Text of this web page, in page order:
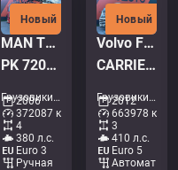
Новый
MAN TGA 35.380 8x4
PK 72002 / EXPORT OUTSIDE EU ONLY!
Грузовики - Крановая платформа • M582-2228
2006
372087 км
4
380 л.с.
Euro 3
Ручная
Новый
Volvo FM410 6x2*4
CARRIER SUPRA 950 MT / 2 ZONE FRIDGE
Грузовики - Холодильник • M420-1252
2012
663978 км
3
410 л.с.
Euro 5
Aвтомат